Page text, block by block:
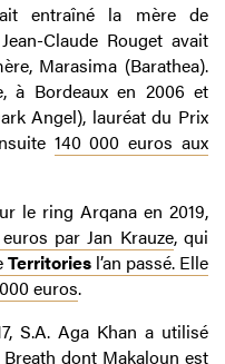
entraîné la mère de
Claude Rouget avait
Marasima (Barathea).
à Bordeaux en 2006 et
Angel), lauréat du Prix
140 000 euros aux
le ring Arqana en 2019,
par Jan Krauze, qui
Territories l’an passé. Elle
euros.
S.A. Aga Khan a utilisé
dont Makaloun est